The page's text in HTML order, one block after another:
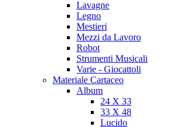
Lavagne
Legno
Mestieri
Mezzi da Lavoro
Robot
Strumenti Musicali
Varie - Giocattoli
Materiale Cartaceo
Album
24 X 33
33 X 48
Lucido